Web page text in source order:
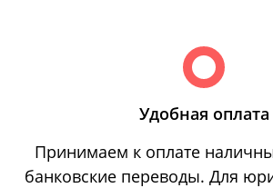
Удобная оплата
Принимаем к оплате
банковские переводы. Для